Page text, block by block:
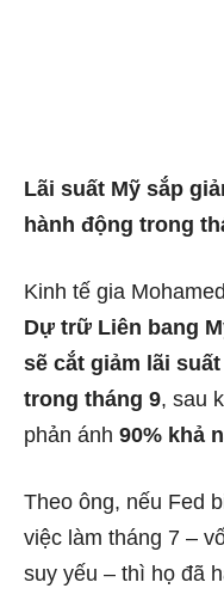
Lãi suất Mỹ sắp
hành động trong
Kinh tế gia
Dự trữ Liên bang
sẽ cắt giảm lãi
trong tháng 9, sau
phản ánh 90% khả
Theo ông, nếu Fed
việc làm tháng 7 –
suy yếu – thì họ đã